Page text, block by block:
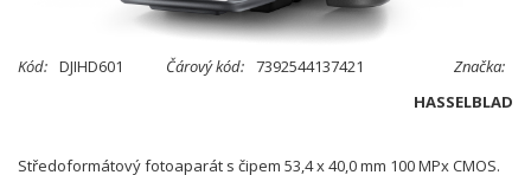
Kód: DJIHD601 Čárový kód: 7392544137421
Značka:
HASSELBLAD
Středoformátový fotoaparát s čipem 53,4 x 40,0 mm 100 MPx CMOS.